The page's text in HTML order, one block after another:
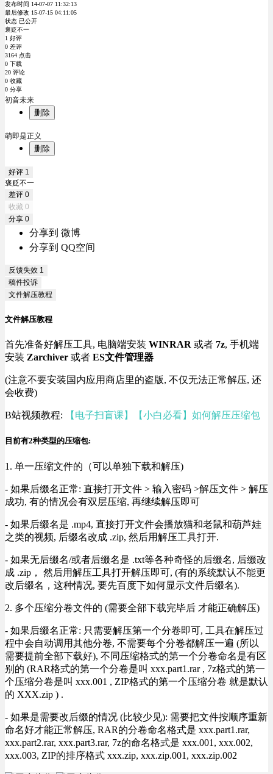
发布时间 14-07-07 11:32:13
最后修改 15-07-15 04:11:05
状态 已公开
褒贬不一
1 好评
0 差评
3164 点击
0 下载
20 评论
0 收藏
0 分享
初音未来
删除
萌即是正义
删除
好评 1
褒贬不一
差评 0
收藏 0
分享 0
分享到 微博
分享到 QQ空间
反馈失效 1
稿件投诉
文件解压教程
文件解压教程
首先准备好解压工具, 电脑端安装 WINRAR 或者 7z, 手机端
安装 Zarchiver 或者 ES文件管理器
(注意不要安装国内应用商店里的盗版, 不仅无法正常解压, 还
会收费)
B站视频教程: 【电子扫盲课】【小白必看】如何解压压缩包
目前有2种类型的压缩包:
1. 单一压缩文件的（可以单独下载和解压)
- 如果后缀名正常: 直接打开文件 > 输入密码 >解压文件 > 解压
成功, 有的情况会有双层压缩, 再继续解压即可
- 如果后缀名是 .mp4, 直接打开文件会播放猫和老鼠和葫芦娃
之类的视频, 后缀名改成 .zip, 然后用解压工具打开.
- 如果无后缀名/或者后缀名是 .txt等各种奇怪的后缀名, 后缀改
成 .zip， 然后用解压工具打开解压即可, (有的系统默认不能更
改后缀名，这种情况, 要先百度下如何显示文件后缀名).
2. 多个压缩分卷文件的 (需要全部下载完毕后 才能正确解压)
- 如果后缀名正常: 只需要解压第一个分卷即可, 工具在解压过
程中会自动调用其他分卷, 不需要每个分卷都解压一遍 (所以
需要提前全部下载好), 不同压缩格式的第一个分卷命名是有区
别的 (RAR格式的第一个分卷是叫 xxx.part1.rar , 7z格式的第一
个压缩分卷是叫 xxx.001 , ZIP格式的第一个压缩分卷 就是默认
的 XXX.zip ) .
- 如果是需要改后缀的情况 (比较少见): 需要把文件按顺序重新
命名好才能正常解压, RAR的分卷命名格式是 xxx.part1.rar,
xxx.part2.rar, xxx.part3.rar, 7z的命名格式是 xxx.001, xxx.002,
xxx.003, ZIP的排序格式 xxx.zip, xxx.zip.001, xxx.zip.002